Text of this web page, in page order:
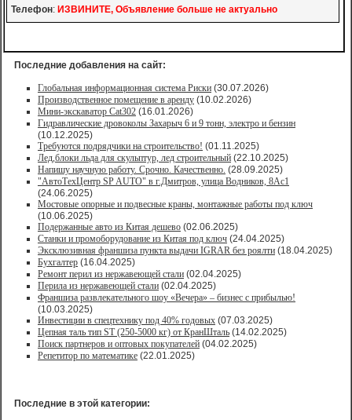
Телефон: ИЗВИНИТЕ, Объявление больше не актуально
Последние добавления на сайт:
Глобальная информационная система Риски (30.07.2026)
Производственное помещение в аренду (10.02.2026)
Мини-экскаватор Cat302 (16.01.2026)
Гидравлические дровоколы Захарыч 6 и 9 тонн, электро и бензин
(10.12.2025)
Требуются подрядчики на строительство! (01.11.2025)
Лед,блоки льда для скульптур, лед строительный (22.10.2025)
Напишу научную работу. Срочно. Качественно. (28.09.2025)
"АвтоТехЦентр SP AUTO" в г.Дмитров, улица Водников, 8Ас1
(24.06.2025)
Мостовые опорные и подвесные краны, монтажные работы под ключ
(10.06.2025)
Подержанные авто из Китая дешево (02.06.2025)
Станки и промоборудование из Китая под ключ (24.04.2025)
Эксклюзивная франшиза пункта выдачи IGRAR без роялти (18.04.2025)
Бухгалтер (16.04.2025)
Ремонт перил из нержавеющей стали (02.04.2025)
Перила из нержавеющей стали (02.04.2025)
Франшиза развлекательного шоу «Вечера» – бизнес с прибылью!
(10.03.2025)
Инвестиции в спецтехнику под 40% годовых (07.03.2025)
Цепная таль тип ST (250-5000 кг) от КранШталь (14.02.2025)
Поиск партнеров и оптовых покупателей (04.02.2025)
Репетитор по математике (22.01.2025)
Последние в этой категории: